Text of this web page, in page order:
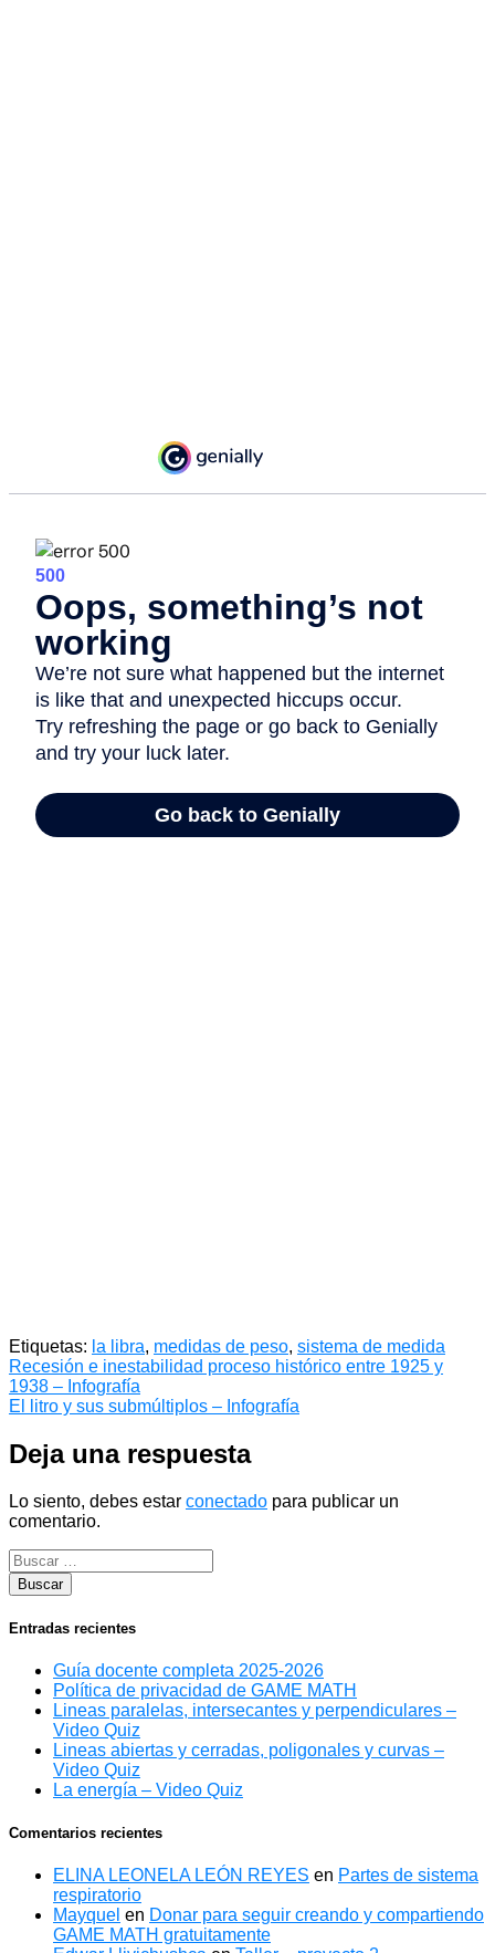
Etiquetas: la libra, medidas de peso, sistema de medida
Navegación
de
Recesión e inestabilidad proceso histórico entre 1925 y
1938 – Infografía
El litro y sus submúltiplos – Infografía
Deja una respuesta
Lo siento, debes estar conectado para publicar un
comentario.
Entradas recientes
Guía docente completa 2025-2026
Política de privacidad de GAME MATH
Lineas paralelas, intersecantes y perpendiculares –
Video Quiz
Lineas abiertas y cerradas, poligonales y curvas –
Video Quiz
La energía – Video Quiz
Comentarios recientes
ELINA LEONELA LEÓN REYES en Partes de sistema
respiratorio
Mayquel en Donar para seguir creando y compartiendo
GAME MATH gratuitamente